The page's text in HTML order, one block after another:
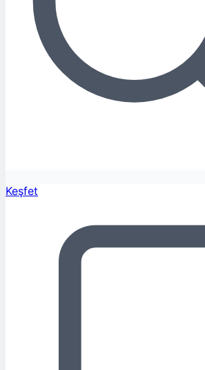
Keşfet